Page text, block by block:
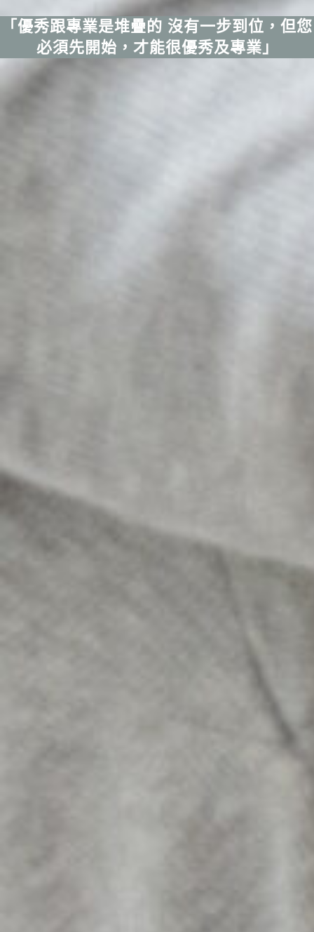
「優秀跟專業是堆疊的 沒有一步到位，但您
必須先開始，才能很優秀及專業」